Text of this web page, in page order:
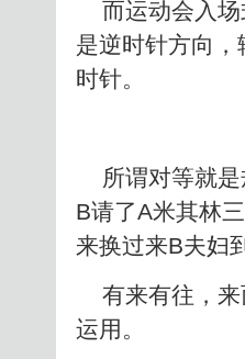
而运动会入场
是逆时针方向
时针。
所谓对等就是
B请了A米其林
来换过来B夫妇
有来有往，来
运用。